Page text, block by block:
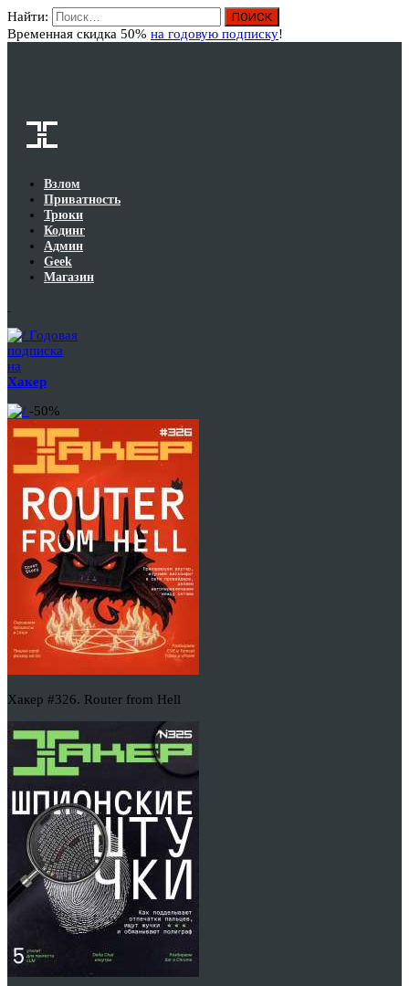
Найти:
Временная скидка 50% на годовую подписку!
Взлом
Приватность
Трюки
Кодинг
Админ
Geek
Магазин
Годовая
подписка
на
Хакер
-50%
Хакер #326. Router from Hell